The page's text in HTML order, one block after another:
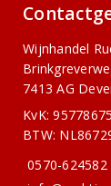
Wijnhandel
7413 AG
KvK: 95778675
BTW:
0570-624582